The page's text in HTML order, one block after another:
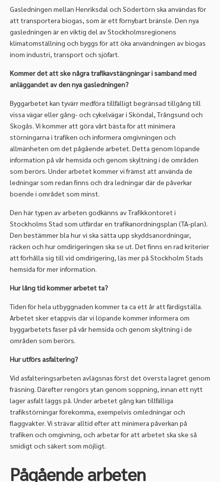
Gasledningen mellan Henriksdal och Södertörn ska användas för
att transportera biogas, som är ett förnybart bränsle. Den nya
gasledningen är en viktig del av Stockholmsregionens
klimatomställning och byggs för att öka användningen av biogas
inom industri, transport och sjöfart.
Kommer det att ske några trafikavstängningar i samband med
anläggandet av den nya gasledningen?
Byggarbetet kan tyvärr medföra tillfälligt begränsad tillgång till
vissa vägar eller gång- och cykelvägar i Sköndal, Trångsund och
Skogås. Vi kommer att göra vårt bästa för att minimera
störningarna i trafiken och informera omgivningen och
allmänheten om det pågående arbetet. Detta genom löpande
information på vår hemsida och genom skyltning i de områden
som berörs. Under arbetet kommer vi främst att använda de
ledningar som redan finns och dra ledningar där de påverkar
boende i området som minst.
Den här typen av arbeten godkänns av Trafikkontoret i
Stockholms Stad som utfärdar en trafikanordningsplan (TA-plan).
Den bestämmer bla hur vi ska sätta upp skyddsanordningar,
räcken och hur omdirigeringen ska se ut. Det finns en rad kriterier
att förhålla sig till vid omdirigering, läs mer på Stockholm Stads
hemsida för mer information.
Hur lång tid kommer arbetet ta?
Tiden för hela utbyggnaden kommer ta ca ett år att färdigställa.
Arbetet sker etappvis där vi löpande kommer informera om
byggarbetets faser på vår hemsida och genom skyltning i de
områden som berörs.
Hur utförs asfaltering?
Vid asfalteringsarbeten avlägsnas först det översta lagret genom
fräsning. Därefter rengörs ytan genom soppning, innan ett nytt
lager asfalt läggs på. Under arbetet gång kan tillfälliga
trafikstörningar förekomma, exempelvis omledningar och
flaggvakter. Vi strävar alltid efter att minimera påverkan på
trafiken och omgivning, och arbetar för att arbetet ska ske så
smidigt och säkert som möjligt.
Pågående arbeten